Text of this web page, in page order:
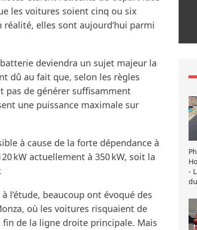
les voitures soient cinq ou six
réalité, elles sont aujourd’hui parmi
deviendra un sujet majeur la
dû au fait que, selon les règles
pas de générer suffisamment
une puissance maximale sur
à cause de la forte dépendance à
kW actuellement à 350 kW, soit la
l’étude, beaucoup ont évoqué des
où les voitures risquaient de
de la ligne droite principale. Mais
-